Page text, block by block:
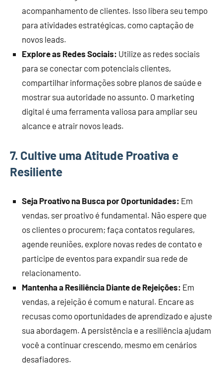
acompanhamento de clientes. Isso libera seu tempo
para atividades estratégicas, como captação de
novos leads.
Explore as Redes Sociais: Utilize as redes sociais
para se conectar com potenciais clientes,
compartilhar informações sobre planos de saúde e
mostrar sua autoridade no assunto. O marketing
digital é uma ferramenta valiosa para ampliar seu
alcance e atrair novos leads.
7. Cultive uma Atitude Proativa e
Resiliente
Seja Proativo na Busca por Oportunidades: Em
vendas, ser proativo é fundamental. Não espere que
os clientes o procurem; faça contatos regulares,
agende reuniões, explore novas redes de contato e
participe de eventos para expandir sua rede de
relacionamento.
Mantenha a Resiliência Diante de Rejeições: Em
vendas, a rejeição é comum e natural. Encare as
recusas como oportunidades de aprendizado e ajuste
sua abordagem. A persistência e a resiliência ajudam
você a continuar crescendo, mesmo em cenários
desafiadores.